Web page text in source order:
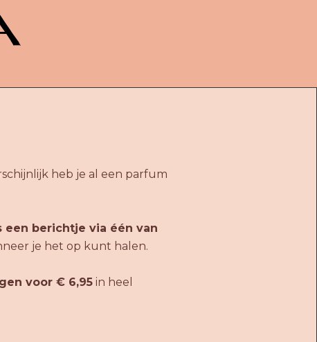
heb je al een parfum
berichtje via één van
je het op kunt halen.
voor € 6,95 in heel